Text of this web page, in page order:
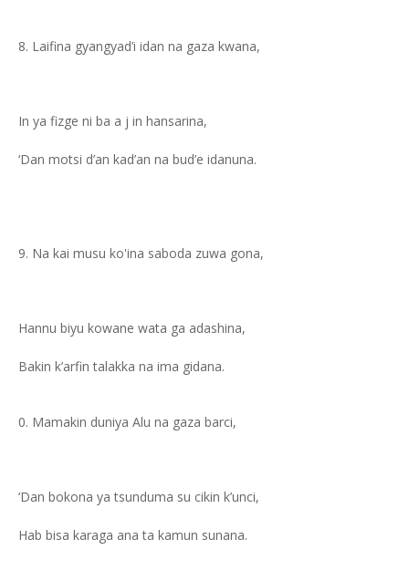
Laifina gyangyad’i idan na gaza kwana,
In ya fizge ni ba a j in hansarina,
‘Dan motsi d’an kad’an na bud’e idanuna.
Na kai musu ko'ina saboda zuwa gona,
Hannu biyu kowane wata ga adashina,
Bakin k’arfin talakka na ima gidana.
Mamakin duniya Alu na gaza barci,
‘Dan bokona ya tsunduma su cikin k’unci,
Hab bisa karaga ana ta kamun sunana.